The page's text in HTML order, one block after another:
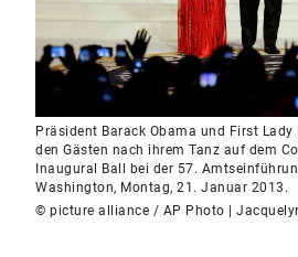
Präsident Barack Obama und First
den Gästen nach ihrem Tanz auf dem
Inaugural Ball bei der 57.
Washington, Montag, 21. Januar 2013.
© picture alliance / AP Photo |